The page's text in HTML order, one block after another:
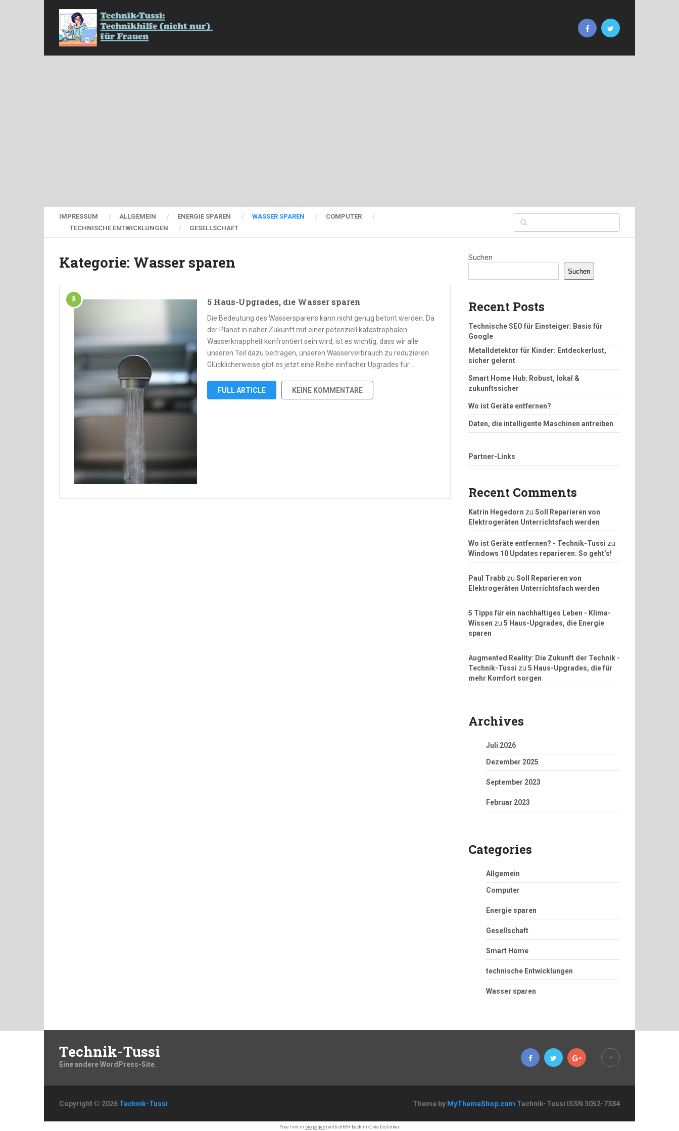
IMPRESSUM ALLGEMEIN ENERGIE SPAREN WASSER SPAREN
COMPUTER
TECHNISCHE ENTWICKLUNGEN
GESELLSCHAFT
Kategorie: Wasser sparen
5 Haus-Upgrades, die Wasser sparen
Die Bedeutung des Wassersparens kann nicht genug betont werden. Da
der Planet in naher Zukunft mit einer potenziell katastrophalen
Wasserknappheit konfrontiert sein wird, ist es wichtig, dass wir alle
unseren Teil dazu beitragen, unseren Wasserverbrauch zu reduzieren.
Glücklicherweise gibt es jetzt eine Reihe einfacher Upgrades für …
FULL ARTICLE KEINE KOMMENTARE
Suchen
Suchen
Recent Posts
Technische SEO für Einsteiger: Basis für
Google
Metalldetektor für Kinder: Entdeckerlust,
sicher gelernt
Smart Home Hub: Robust, lokal &
zukunftssicher
Wo ist Geräte entfernen?
Daten, die intelligente Maschinen antreiben
Partner-Links
Recent Comments
Katrin Hegedorn zu Soll Reparieren von
Elektrogeräten Unterrichtsfach werden
Wo ist Geräte entfernen? - Technik-Tussi zu
Windows 10 Updates reparieren: So geht’s!
Paul Trabb zu Soll Reparieren von
Elektrogeräten Unterrichtsfach werden
5 Tipps für ein nachhaltiges Leben - Klima-
Wissen zu 5 Haus-Upgrades, die Energie
sparen
Augmented Reality: Die Zukunft der Technik -
Technik-Tussi zu 5 Haus-Upgrades, die für
mehr Komfort sorgen
Archives
Juli 2026
Dezember 2025
September 2023
Februar 2023
Categories
Allgemein
Computer
Energie sparen
Gesellschaft
Smart Home
technische Entwicklungen
Wasser sparen
Technik-Tussi
Eine andere WordPress-Site.
Copyright © 2026 Technik-Tussi Theme by MyThemeShop.com Technik-Tussi ISSN 3052-7384
Free link in bio pages(with dr68+ backlink) via biolinker.